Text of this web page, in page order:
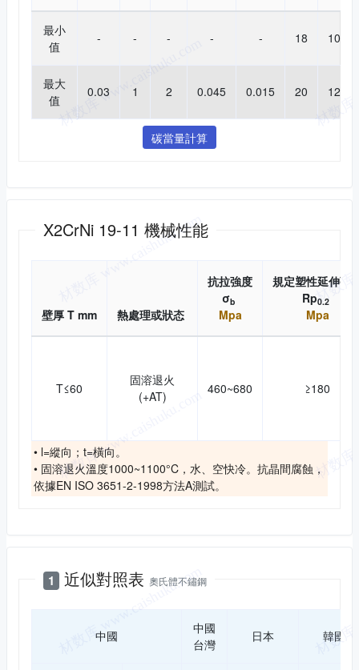
最小
值
- - - - - 18 10
最大
值
0.03 1 2 0.045 0.015 20 12
碳當量計算
X2CrNi 19-11 機械性能
壁厚 T mm 熱處理或狀态
抗拉強度
σb
Mpa
規定塑性延伸強
Rp0.2
Mpa
T≤60
固溶退火
(+AT)
460~680 ≥180
• l=縱向；t=橫向。
• 固溶退火溫度1000~1100°C，水、空快冷。抗晶間腐蝕，
依據EN ISO 3651-2-1998方法A測試。
1 近似對照表 奧氏體不鏽鋼
中國
中國
台灣
日本 韓國